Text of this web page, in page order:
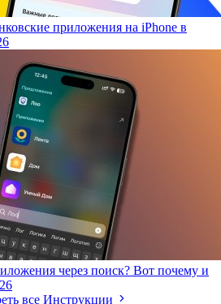
приложения на iPhone в
через поиск? Вот почему и
все Инструкции